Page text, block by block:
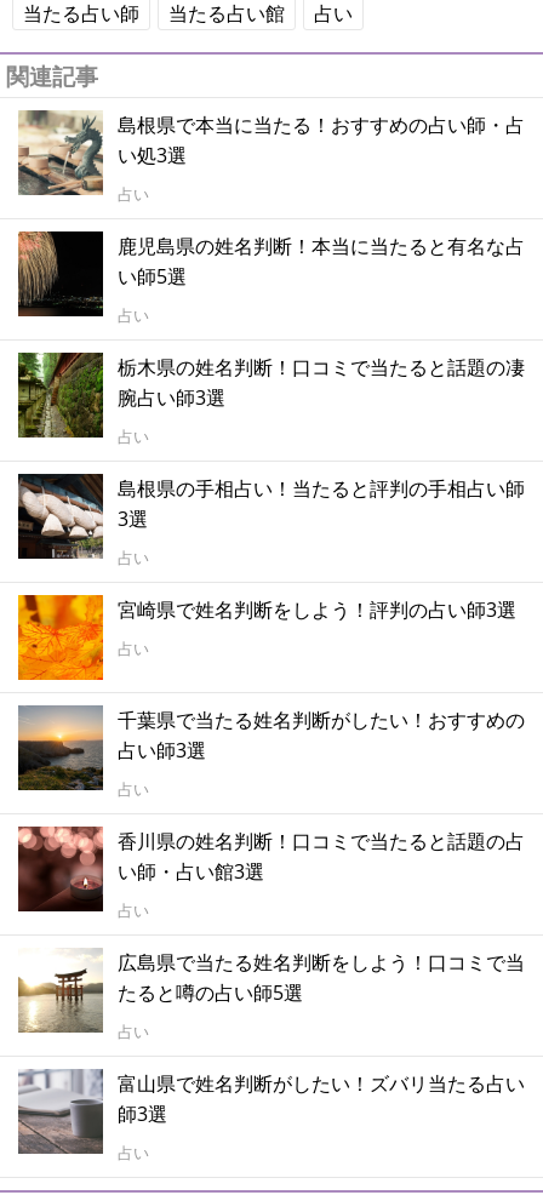
当たる占い師 当たる占い館 占い
関連記事
島根県で本当に当たる！おすすめの占い師・占
い処3選
占い
鹿児島県の姓名判断！本当に当たると有名な占
い師5選
占い
栃木県の姓名判断！口コミで当たると話題の凄
腕占い師3選
占い
島根県の手相占い！当たると評判の手相占い師
3選
占い
宮崎県で姓名判断をしよう！評判の占い師3選
占い
千葉県で当たる姓名判断がしたい！おすすめの
占い師3選
占い
香川県の姓名判断！口コミで当たると話題の占
い師・占い館3選
占い
広島県で当たる姓名判断をしよう！口コミで当
たると噂の占い師5選
占い
富山県で姓名判断がしたい！ズバリ当たる占い
師3選
占い